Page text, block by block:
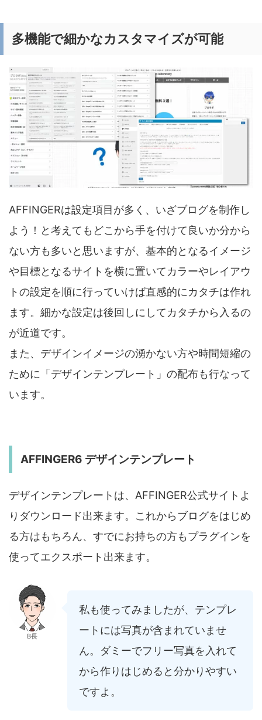
多機能で細かなカスタマイズが可能
AFFINGERは設定項目が多く、いざブログを制作し
よう！と考えてもどこから手を付けて良いか分から
ない方も多いと思いますが、基本的となるイメージ
や目標となるサイトを横に置いてカラーやレイアウ
トの設定を順に行っていけば直感的にカタチは作れ
ます。細かな設定は後回しにしてカタチから入るの
が近道です。
また、デザインイメージの湧かない方や時間短縮の
ために「デザインテンプレート」の配布も行なって
います。
AFFINGER6 デザインテンプレート
デザインテンプレートは、AFFINGER公式サイトよ
りダウンロード出来ます。これからブログをはじめ
る方はもちろん、すでにお持ちの方もプラグインを
使ってエクスポート出来ます。
B長
私も使ってみましたが、テンプレ
ートには写真が含まれていませ
ん。ダミーでフリー写真を入れて
から作りはじめると分かりやすい
ですよ。